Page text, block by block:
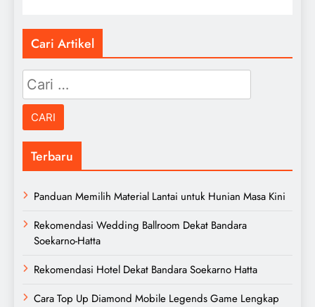
Cari Artikel
Cari
untuk:
Terbaru
Panduan Memilih Material Lantai untuk Hunian Masa Kini
Rekomendasi Wedding Ballroom Dekat Bandara
Soekarno-Hatta
Rekomendasi Hotel Dekat Bandara Soekarno Hatta
Cara Top Up Diamond Mobile Legends Game Lengkap